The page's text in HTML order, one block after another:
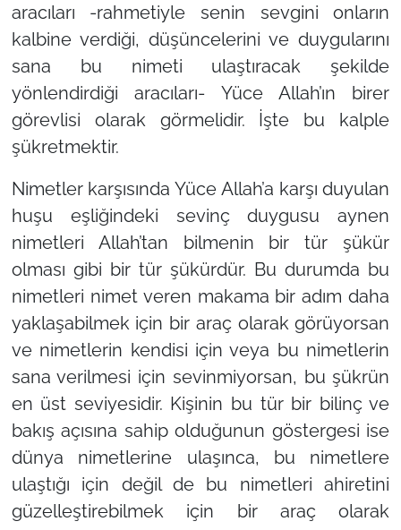
aracıları -rahmetiyle senin sevgini onların
kalbine verdiği, düşüncelerini ve duygularını
sana bu nimeti ulaştıracak şekilde
yönlendirdiği aracıları- Yüce Allah’ın birer
görevlisi olarak görmelidir. İşte bu kalple
şükretmektir.
Nimetler karşısında Yüce Allah’a karşı duyulan
huşu eşliğindeki sevinç duygusu aynen
nimetleri Allah’tan bilmenin bir tür şükür
olması gibi bir tür şükürdür. Bu durumda bu
nimetleri nimet veren makama bir adım daha
yaklaşabilmek için bir araç olarak görüyorsan
ve nimetlerin kendisi için veya bu nimetlerin
sana verilmesi için sevinmiyorsan, bu şükrün
en üst seviyesidir. Kişinin bu tür bir bilinç ve
bakış açısına sahip olduğunun göstergesi ise
dünya nimetlerine ulaşınca, bu nimetlere
ulaştığı için değil de bu nimetleri ahiretini
güzelleştirebilmek için bir araç olarak